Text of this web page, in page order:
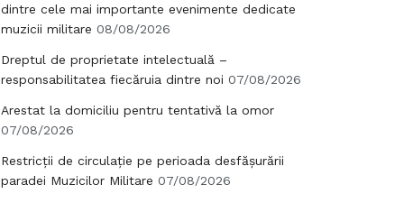
dintre cele mai importante evenimente dedicate
muzicii militare 08/08/2026
Dreptul de proprietate intelectuală –
responsabilitatea fiecăruia dintre noi 07/08/2026
Arestat la domiciliu pentru tentativă la omor
07/08/2026
Restricții de circulație pe perioada desfășurării
paradei Muzicilor Militare 07/08/2026